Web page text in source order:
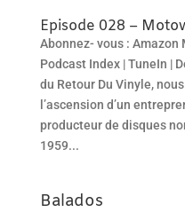
Episode 028 –
Abonnez- vous : Amazon
Podcast Index | TuneIn |
du Retour Du Vinyle,
l’ascension d’un
producteur de disques
1959...
Balados